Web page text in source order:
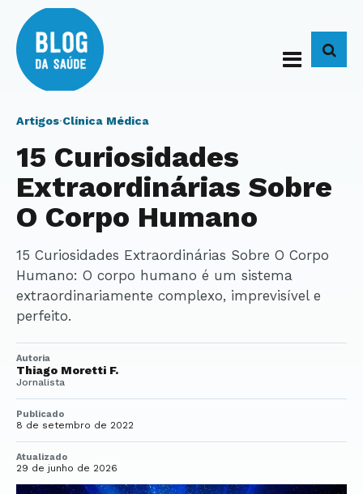
Artigos·Clínica Médica
15 Curiosidades
Extraordinárias Sobre
O Corpo Humano
15 Curiosidades Extraordinárias Sobre O Corpo
Humano: O corpo humano é um sistema
extraordinariamente complexo, imprevisível e
perfeito.
Autoria
Thiago Moretti F.
Jornalista
Publicado
8 de setembro de 2022
Atualizado
29 de junho de 2026